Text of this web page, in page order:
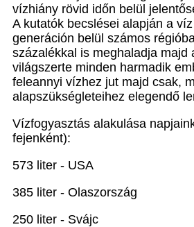
vízhiány rövid időn belül
A kutatók becslései alapján a
generáción belül számos
százalékkal is meghaladja majd
világszerte minden harmadik
feleannyi vízhez jut majd csak,
alapszükségleteihez elegendő
Vízfogyasztás alakulása
fejenként):
573 liter - USA
385 liter - Olaszország
250 liter - Svájc